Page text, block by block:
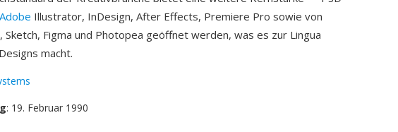
Adobe Illustrator, InDesign, After Effects, Premiere Pro sowie von
Figma und Photopea geöffnet werden, was es zur Lingua
macht.
: 19. Februar 1990